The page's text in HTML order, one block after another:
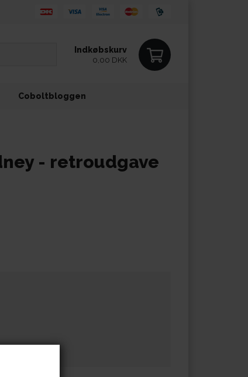
Indkøbskurv
0,00 DKK
Coboltbloggen
- retroudgave